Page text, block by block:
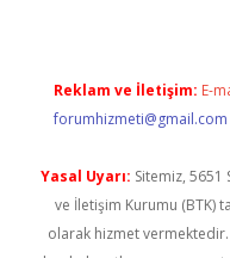
Reklam ve İletişim: E-
forumhizmeti@gmail.com
Yasal Uyarı: Sitemiz, 5651
ve İletişim Kurumu (BTK)
olarak hizmet